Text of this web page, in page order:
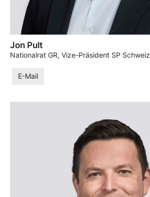
Jon Pult
Nationalrat GR, Vize-Präsident SP Schweiz
E-Mail